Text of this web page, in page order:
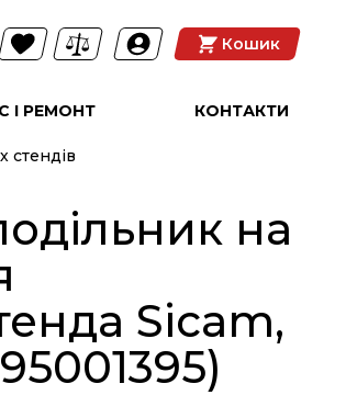
Кошик
І РЕМОНТ КОНТАКТИ
стендів
на
Sicam,